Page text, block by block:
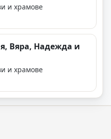
и храмове
Вяра, Надежда и
и храмове